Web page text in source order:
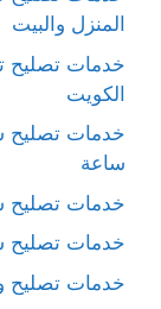
المنزل والبيت
خدمات تصليح
الكويت
ساعة
خدمات تصليح
خدمات تصليح
خدمات تصليح